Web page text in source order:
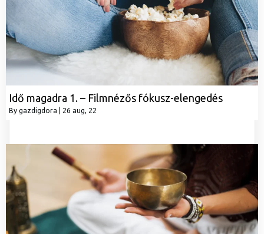
Idő magadra 1. – Filmnézős fókusz-elengedés
By gazdigdora 26 aug, 22